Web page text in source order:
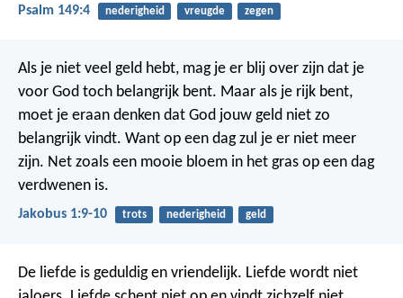
Psalm 149:4 nederigheid vreugde zegen
Als je niet veel geld hebt, mag je er blij over zijn dat je
voor God toch belangrijk bent. Maar als je rijk bent,
moet je eraan denken dat God jouw geld niet zo
belangrijk vindt. Want op een dag zul je er niet meer
zijn. Net zoals een mooie bloem in het gras op een dag
verdwenen is.
Jakobus 1:9-10 trots nederigheid geld
De liefde is geduldig en vriendelijk. Liefde wordt niet